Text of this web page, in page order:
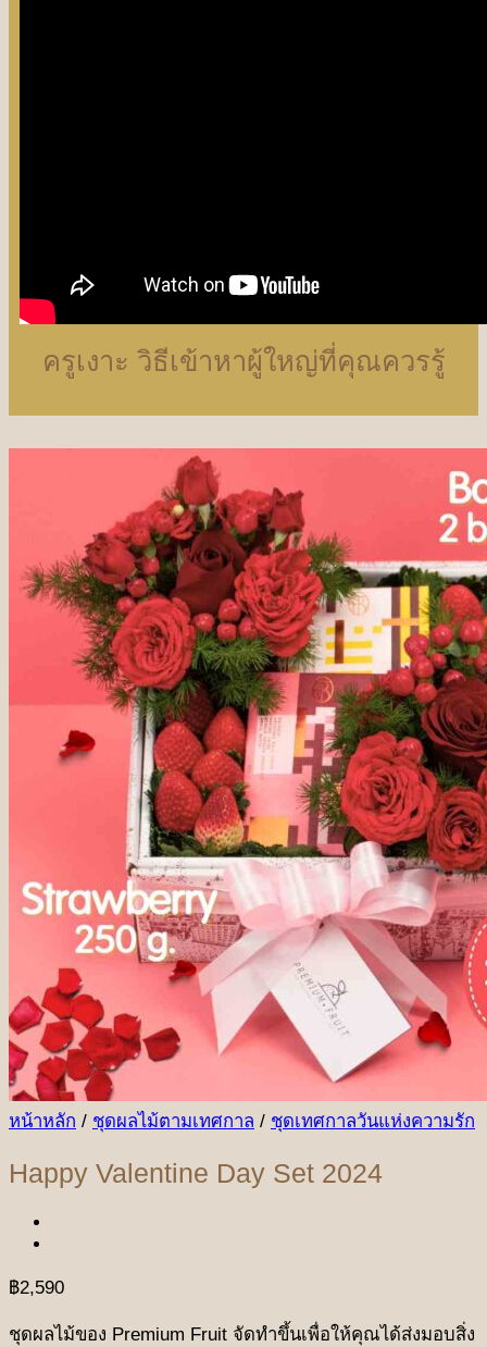
ครูเงาะ วิธีเข้าหาผู้ใหญ่ที่คุณควรรู้
หน้าหลัก / ชุดผลไม้ตามเทศกาล / ชุดเทศกาลวันแห่งความรัก
Happy Valentine Day Set 2024
฿2,590
ชุดผลไม้ของ Premium Fruit จัดทำขึ้นเพื่อให้คุณได้ส่งมอบสิ่ง